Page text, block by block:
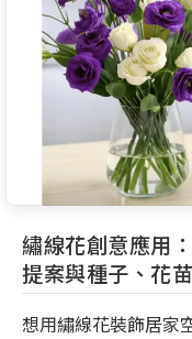
繡線花創意應用
提案與種子、花
想用繡線花裝飾居家